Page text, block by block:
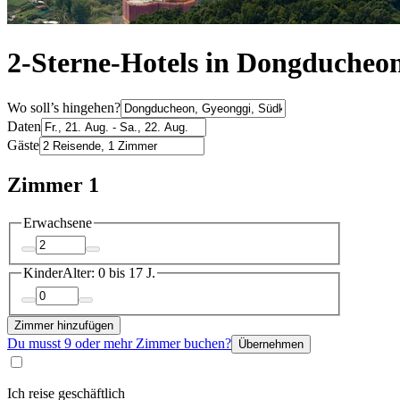
2-Sterne-Hotels in
Wo soll’s hingehen?
Daten
Gäste
Zimmer 1
Erwachsene
KinderAlter: 0 bis 17 J.
Zimmer hinzufügen
Du musst 9 oder mehr Zimmer buchen? Übernehmen
Ich reise geschäftlich